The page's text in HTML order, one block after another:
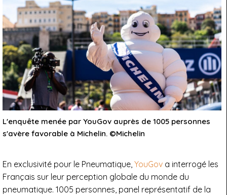
L'enquête menée par YouGov auprès de 1005 personnes
s'avère favorable à Michelin. ©Michelin
En exclusivité pour le Pneumatique, YouGov a interrogé les
Français sur leur perception globale du monde du
pneumatique. 1005 personnes, panel représentatif de la